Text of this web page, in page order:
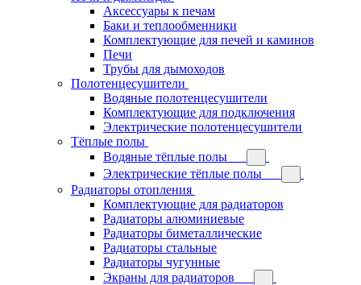
Аксессуары к печам
Баки и теплообменники
Комплектующие для печей и каминов
Печи
Трубы для дымоходов
Полотенцесушители
Водяные полотенцесушители
Комплектующие для подключения
Электрические полотенцесушители
Тёплые полы
Водяные тёплые полы
Электрические тёплые полы
Радиаторы отопления
Комплектующие для радиаторов
Радиаторы алюминиевые
Радиаторы биметаллические
Радиаторы стальные
Радиаторы чугунные
Экраны для радиаторов